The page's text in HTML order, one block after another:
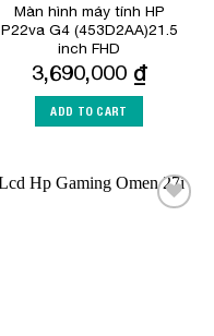
Màn hình máy tính HP
P22va G4 (453D2AA)21.5
inch FHD
3,690,000 ₫
ADD TO CART